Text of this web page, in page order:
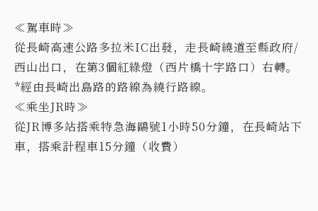
≪駕車時≫
從長崎高速公路多拉米IC出發，走長崎繞道至縣政府/
西山出口，在第3個紅綠燈（西片橋十字路口）右轉。
*經由長崎出島路的路線為繞行路線。
≪乘坐JR時≫
從JR博多站搭乘特急海鷗號1小時50分鐘，在長崎站下
車，搭乘計程車15分鐘（收費）